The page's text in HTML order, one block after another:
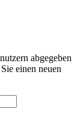
abgegeben
einen neuen